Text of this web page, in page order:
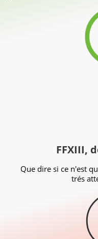
FFXIII,
Que dire si ce n'est
trés